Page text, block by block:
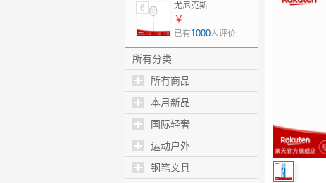
语 日本服务器) CFI-
2200B01
6
尤尼克斯
（YONEX）羽毛球
拍新款疾光NF700P
空拍 日本直邮 新款
2NF700Pro JP版
5U5
￥
已有1000人评价
所有分类
所有商品
本月新品
国际轻奢
运动户外
钢笔文具